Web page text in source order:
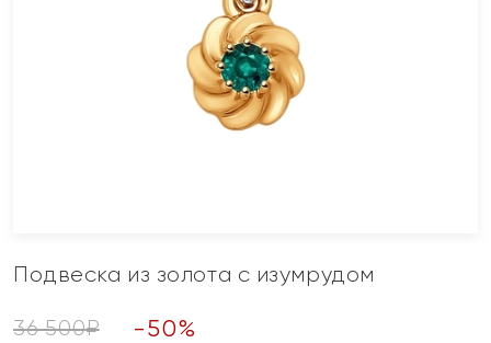
Подвеска из золота с изумрудом
36 500₽ -50%